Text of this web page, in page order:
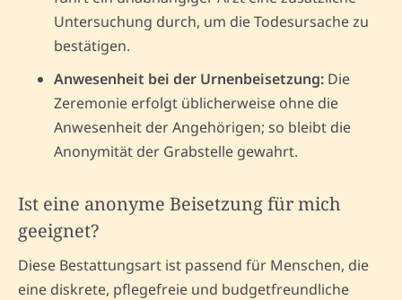
Untersuchung durch, um die Todesursache zu
bestätigen.
Anwesenheit bei der Urnenbeisetzung: Die
Zeremonie erfolgt üblicherweise ohne die
Anwesenheit der Angehörigen; so bleibt die
Anonymität der Grabstelle gewahrt.
Ist eine anonyme Beisetzung für mich
geeignet?
Diese Bestattungsart ist passend für Menschen, die
eine diskrete, pflegefreie und budgetfreundliche